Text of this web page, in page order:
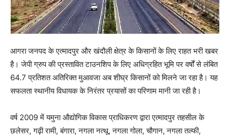
आगरा जनपद के एत्मादपुर और खंदौली क्षेत्र के किसानों के लिए राहत भरी खबर
है। जेपी ग्रुप की प्रस्तावित टाउनशिप के लिए अधिग्रहित भूमि पर वर्षों से लंबित
64.7 प्रतिशत अतिरिक्त मुआवजा अब शीघ्र किसानों को मिलने जा रहा है। यह
सफलता स्थानीय विधायक के निरंतर प्रयासों का परिणाम मानी जा रही है।
वर्ष 2009 में यमुना औद्योगिक विकास प्राधिकरण द्वारा एत्मादपुर तहसील के
छलेसर, गढ़ी रामी, बंगारा, नगला नत्थू, नगला गोला, चौगान, नगला तल्फी,